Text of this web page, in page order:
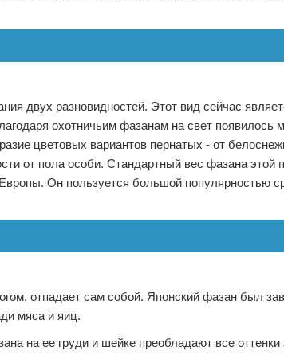
двух разновидностей. Этот вид сейчас
охотничьим фазанам на свет появилось
цветовых вариантов пернатых - от
от пола особи. Стандартный вес фазана этой
Он пользуется большой популярностью
отпадает сам собой. Японский фазан был
мяса и яиц.
на ее груди и шейке преобладают все оттенки